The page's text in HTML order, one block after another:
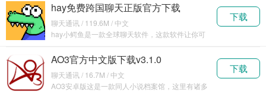
hay免费跨国聊天正版官方下载
v8.31.1
聊天通讯 / 119.6M / 中文
hay小鳄鱼是一款全球聊天软件，这款软件让你可
下载
AO3官方中文版下载v3.1.0
聊天通讯 / 16.7M / 中文
AO3安卓版这是一款同人小说档案馆，这里有诸多
下载